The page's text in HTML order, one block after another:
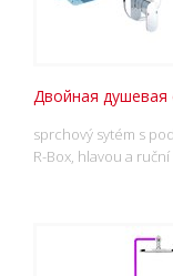
Двойная душевая
sprchový sytém s
R-Box, hlavou a